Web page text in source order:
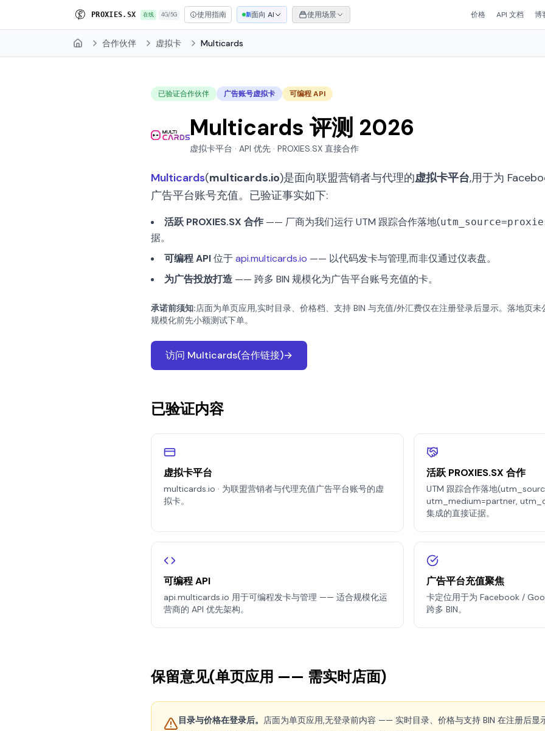
PROXI ES. SX 在线 4G/5G 使用指南 新面向 AI 使用场景 价格 API 文档 博
Home 合作伙伴 虚拟卡 Multicards
已验证合作伙伴 广告账号虚拟卡 可编程 API
Multicards 评测 2026
虚拟卡平台 · API 优先 · PROXIES.SX 直接合作
Multicards(multicards.io)是面向联盟营销者与代理的虚拟卡平台,用于为
广告平台账号充值。已验证事实如下:
活跃 PROXIES.SX 合作 —— 厂商为我们运行 UTM 跟踪合作落地(
据。
可编程 API位于api.multicards.io —— 以代码发卡与管理,而非仅通过仪表盘。
为广告投放打造 —— 跨多 BIN 规模化为广告平台账号充值的卡。
承诺前须知:店面为单页应用,实时目录、价格档、支持 BIN 与充值/外汇费仅在注册登录后显示。落地页
规模化前先小额测试下单。
访问 Multicards(合作链接)→
已验证内容
虚拟卡平台
multicards.io · 为联盟营销者与代理充值广告平台账号的虚
拟卡。
活跃 PROXIES.SX 合作
UTM 跟踪合作落地
utm_medium=partner,
集成的直接证据。
可编程 API
api.multicards.io 用于可编程发卡与管理 —— 适合规模化运
营商的 API 优先架构。
广告平台充值聚焦
卡定位用于为 Facebook /
跨多 BIN。
保留意见(单页应用 —— 需实时店面)
目录与价格在登录后。 店面为单页应用,无登录前内容 —— 实时目录、价格与支持 BIN 在注册后显